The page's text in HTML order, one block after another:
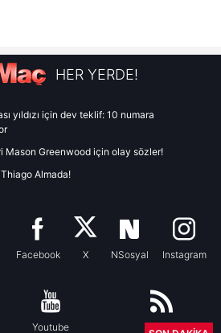
HER YERDE!
yıldızı için dev teklif: 10 numara
Mason Greenwood için olay sözler!
Almada!
Facebook X NSosyal Instagram
Youtube RSS